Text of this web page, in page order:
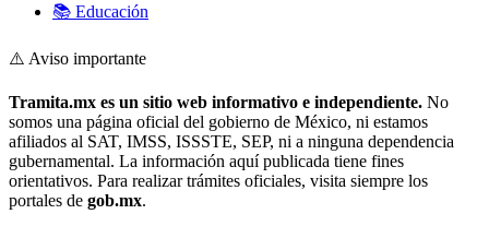
📚 Educación
⚠️ Aviso importante
Tramita.mx es un sitio web informativo e independiente. No
somos una página oficial del gobierno de México, ni estamos
afiliados al SAT, IMSS, ISSSTE, SEP, ni a ninguna dependencia
gubernamental. La información aquí publicada tiene fines
orientativos. Para realizar trámites oficiales, visita siempre los
portales de gob.mx.